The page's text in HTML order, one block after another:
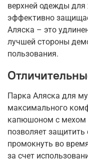
верхней одежды для
эффективно
Аляска – это
лучшей стороны
пользования.
Парка Аляска для
максимального
капюшоном с мехом
позволяет
промокнуть во
за счет